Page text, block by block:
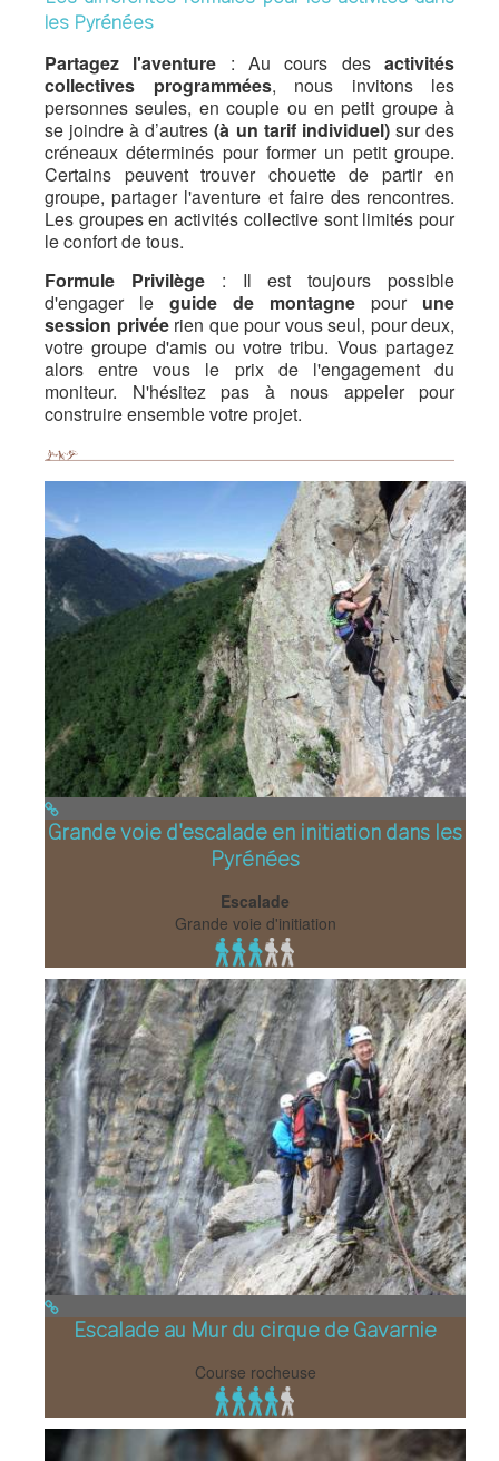
les Pyrénées
Partagez l'aventure : Au cours desactivités
collectives programmées, nous invitons les
personnes seules, en couple ou en petit groupe à
se joindre à d’autres(à un tarif individuel)sur des
créneaux déterminés pour former un petit groupe.
Certains peuvent trouver chouette de partir en
groupe, partager l'aventure et faire des rencontres.
Les groupes en activités collective sont limités pour
le confort de tous.
Formule Privilège: Il est toujours possible
d'engager le guide de montagne pour une
session privéerien que pour vous seul, pour deux,
votre groupe d'amis ou votre tribu. Vous partagez
alors entre vous le prix de l'engagement du
moniteur. N'hésitez pas à nous appeler pour
construire ensemble votre projet.
Grande voie d'escalade en initiation dans les
Pyrénées
Escalade
Grande voie d'initiation
Escalade au Mur du cirque de Gavarnie
Course rocheuse